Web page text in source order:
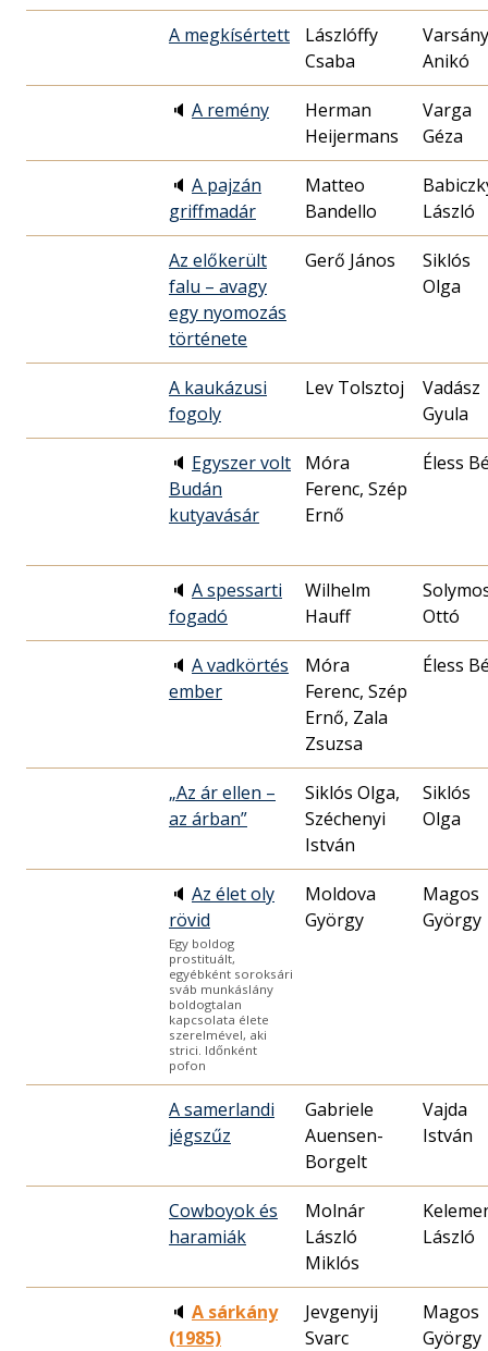
A megkísértett
Lászlóffy
Csaba
Anikó
🔈 A remény
Herman
Heijermans
Varga
Géza
🔈 A pajzán
griffmadár
Matteo
Bandello
László
Az előkerült
falu – avagy
egy nyomozás
története
Gerő János
Siklós
Olga
A kaukázusi
fogoly
Lev Tolsztoj
Vadász
Gyula
🔈 Egyszer volt
Budán
kutyavásár
Móra
Ferenc, Szép
Ernő
Éless
🔈 A spessarti
fogadó
Wilhelm
Hauff
Ottó
🔈 A vadkörtés
ember
Móra
Ferenc, Szép
Ernő, Zala
Zsuzsa
Éless
„Az ár ellen –
az árban”
Siklós Olga,
Széchenyi
István
Siklós
Olga
🔈 Az élet oly
rövid
Egy boldog
prostituált,
egyébként soroksári
sváb munkáslány
boldogtalan
kapcsolata élete
szerelmével, aki
strici. Időnként
pofon
Moldova
György
Magos
György
A samerlandi
jégszűz
Gabriele
Auensen-
Borgelt
Vajda
István
Cowboyok és
haramiák
Molnár
László
Miklós
László
🔈 A sárkány
(1985)
Jevgenyij
Svarc
Magos
György